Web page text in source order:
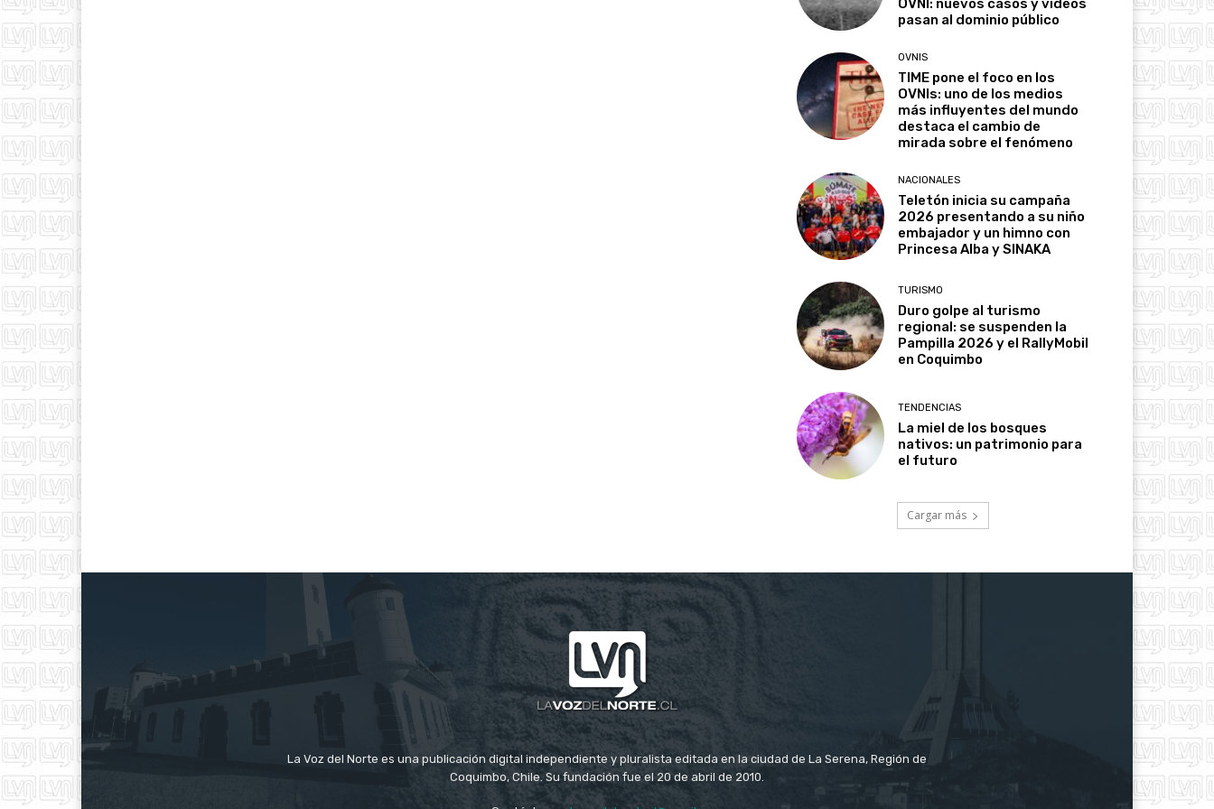
OVNI: nuevos casos y videos
pasan al dominio público
OVNIS
TIME pone el foco en los
OVNIs: uno de los medios
más influyentes del mundo
destaca el cambio de
mirada sobre el fenómeno
NACIONALES
Teletón inicia su campaña
2026 presentando a su niño
embajador y un himno con
Princesa Alba y SINAKA
TURISMO
Duro golpe al turismo
regional: se suspenden la
Pampilla 2026 y el RallyMobil
en Coquimbo
TENDENCIAS
La miel de los bosques
nativos: un patrimonio para
el futuro
Cargar más
La Voz del Norte es una publicación digital independiente y pluralista editada en la ciudad de La Serena, Región de
Coquimbo, Chile. Su fundación fue el 20 de abril de 2010.